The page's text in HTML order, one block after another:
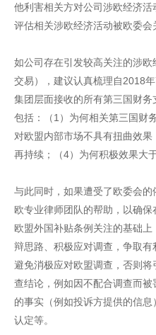
他利害相关方对公司涉欧经济
评估相关涉欧经济活动被欧委会
如公司存在引发较高关注的涉
交易），建议认真梳理自2018
集团层面接收的所有第三国财务
包括：（1）为何相关第三国财
对欧盟内部市场不具有扭曲效
再持续；（4）为何积极效果大
与此同时，如果遭受了欧委会
欧专业律师团队的帮助，以确
欧盟外国补贴条例关注的基础
辩思路、积极应对调查，争取
避免消极应对欧盟调查，否则
查结论，例如因不配合调查而
的事实（例如投诉方提供的信
认定等。